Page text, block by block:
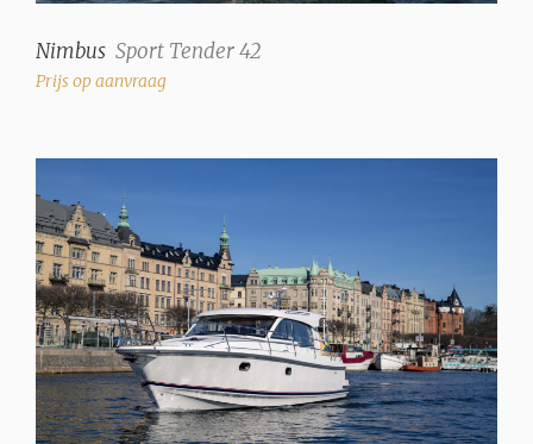
Nimbus Sport Tender 42
Prijs op aanvraag